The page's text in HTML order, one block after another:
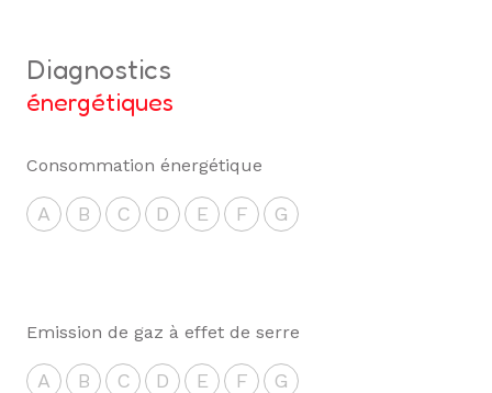
diagnostics
énergétiques
Consommation énergétique
A B C D E F G
Emission de gaz à effet de serre
A B C D E F G